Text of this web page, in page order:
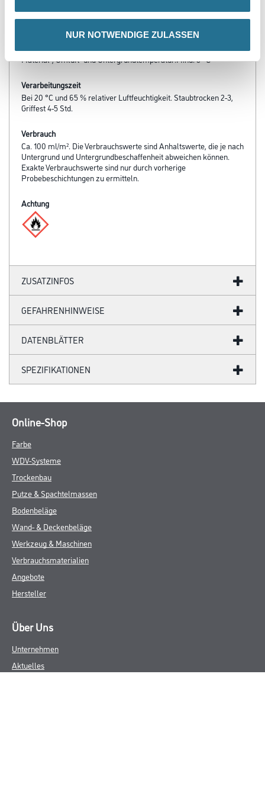
NUR NOTWENDIGE ZULASSEN
- Über Kopf verarbeitbar
- Aromatenfrei
Material-, Umluft- und Untergrundtemperatur:Mind. 5 °C
Verarbeitungszeit
Bei 20 °C und 65 % relativer Luftfeuchtigkeit. Staubtrocken 2-3,
Griffest 4-5 Std.
Verbrauch
Ca. 100 ml/m². Die Verbrauchswerte sind Anhaltswerte, die je nach
Untergrund und Untergrundbeschaffenheit abweichen können.
Exakte Verbrauchswerte sind nur durch vorherige
Probebeschichtungen zu ermitteln.
Achtung
ZUSATZINFOS
GEFAHRENHINWEISE
DATENBLÄTTER
SPEZIFIKATIONEN
Online-Shop
Farbe
WDV-Systeme
Trockenbau
Putze & Spachtelmassen
Bodenbeläge
Wand- & Deckenbeläge
Werkzeug & Maschinen
Verbrauchsmaterialien
Angebote
Hersteller
Über Uns
Unternehmen
Aktuelles